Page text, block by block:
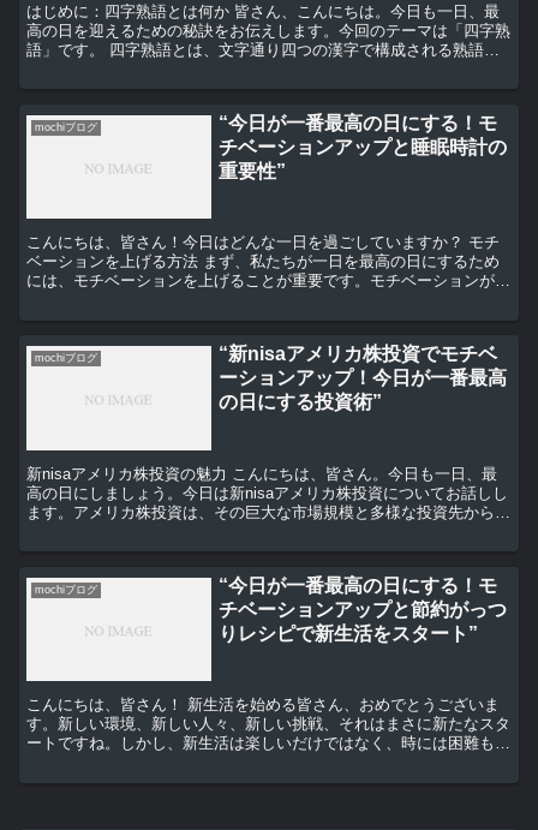
はじめに：四字熟語とは何か 皆さん、こんにちは。今日も一日、最
高の日を迎えるための秘訣をお伝えします。今回のテーマは「四字熟
語」です。 四字熟語とは、文字通り四つの漢字で構成される熟語の
mochiブログ
“今日が一番最高の日にする！モ
チベーションアップと睡眠時計の
重要性”
こんにちは、皆さん！今日はどんな一日を過ごしていますか？ モチ
ベーションを上げる方法 まず、私たちが一日を最高の日にするため
には、モチベーションを上げることが重要です。モチベーションが高
mochiブログ
“新nisaアメリカ株投資でモチベ
ーションアップ！今日が一番最高
の日にする投資術”
新nisaアメリカ株投資の魅力 こんにちは、皆さん。今日も一日、最
高の日にしましょう。今日は新nisaアメリカ株投資についてお話しし
ます。アメリカ株投資は、その巨大な市場規模と多様な投資先から、
mochiブログ
“今日が一番最高の日にする！モ
チベーションアップと節約がっつ
りレシピで新生活をスタート”
こんにちは、皆さん！ 新生活を始める皆さん、おめでとうございま
す。新しい環境、新しい人々、新しい挑戦、それはまさに新たなスタ
ートですね。しかし、新生活は楽しいだけではなく、時には困難も伴